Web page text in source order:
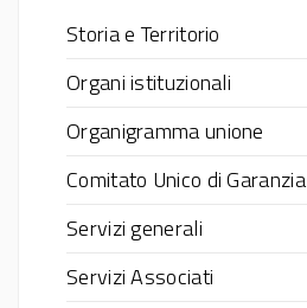
Storia e Territorio
Organi istituzionali
Organigramma unione
Comitato Unico di Garanzia
Servizi generali
Servizi Associati